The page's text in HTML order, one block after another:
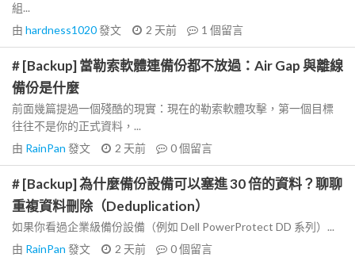
組...
由 hardness1020發文 2 天前 1 個留言
# [Backup] 當勒索軟體連備份都不放過：Air Gap 與離線
備份是什麼
前面幾篇提過一個殘酷的現實：現在的勒索軟體攻擊，第一個目標
往往不是你的正式資料，...
由 RainPan 發文 2 天前 0個留言
# [Backup] 為什麼備份設備可以塞進 30 倍的資料？聊聊
重複資料刪除（Deduplication）
如果你看過企業級備份設備（例如 Dell PowerProtect DD 系列）...
由 RainPan 發文 2 天前 0個留言